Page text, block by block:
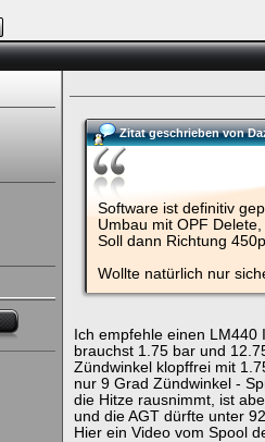
Bei jedem Besuch
automatisch einloggen.
Onlinestatus verstecken.
Ich habe mein Passwort
vergessen |Registrieren
Zitat geschrieben von
Software ist definitiv
Umbau mit OPF
Soll dann Richtung
Wollte natürlich nur
Ich empfehle einen
brauchst 1.75 bar und
Zündwinkel klopffrei mit
nur 9 Grad Zündwinkel -
die Hitze rausnimmt, ist
und die AGT dürfte unter
Hier ein Video vom Spool